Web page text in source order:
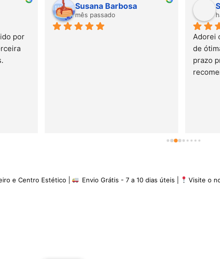
UNIDADES: 1
VOLUME: 0,933 m3
IMPORTANTE.- Este
emitido por um
Susana Barbosa Suzane Moraes
Adorei o atendimento.
de ótima qualidade.
prazo previsto. Adorei e
e Centro Estético | Envio Grátis - 7 a 10 dias úteis | Visite o